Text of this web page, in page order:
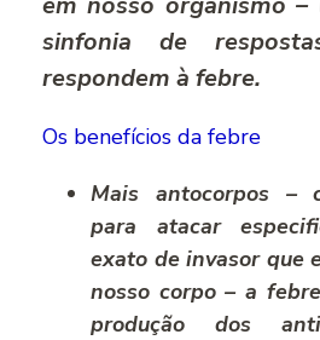
sinfonia de
respondem à febre.
Os benefícios da febre
Mais antocorpos –
para atacar
exato de invasor que
nosso corpo – a
produção dos